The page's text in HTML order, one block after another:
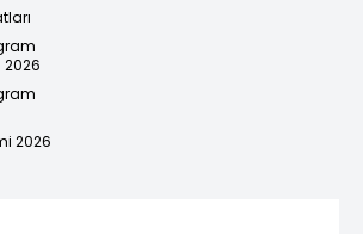
2026